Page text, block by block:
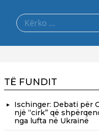
Search
for:
TË FUNDIT
Ischinger: Debati për
një “cirk” që
nga lufta në Ukrainë